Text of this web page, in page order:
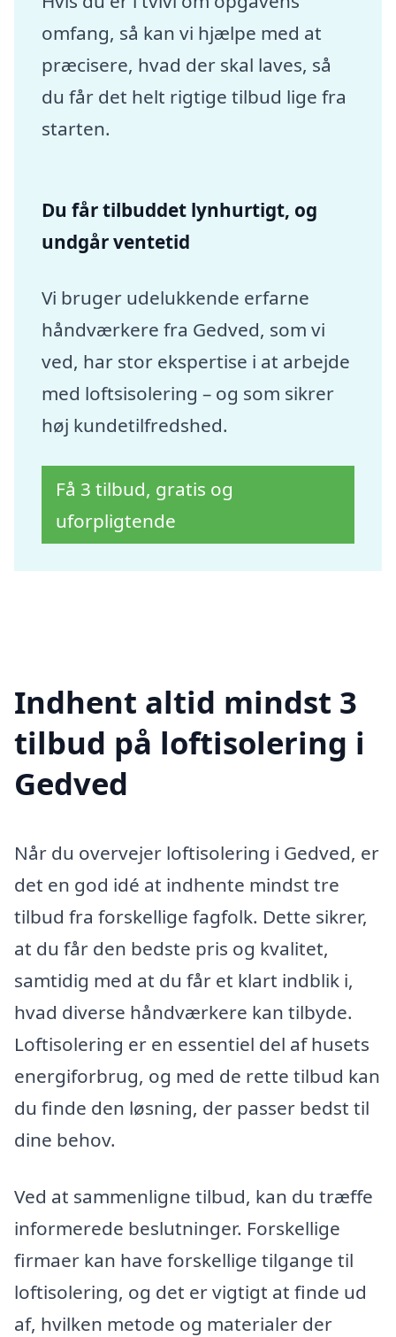
omfang, så kan vi hjælpe med at
præcisere, hvad der skal laves, så
du får det helt rigtige tilbud lige fra
starten.
Du får tilbuddet lynhurtigt, og
undgår ventetid
Vi bruger udelukkende erfarne
håndværkere fra Gedved, som vi
ved, har stor ekspertise i at arbejde
med loftsisolering – og som sikrer
høj kundetilfredshed.
Få 3 tilbud, gratis og
uforpligtende
Indhent altid mindst 3
tilbud på loftisolering i
Gedved
Når du overvejer loftisolering i Gedved, er
det en god idé at indhente mindst tre
tilbud fra forskellige fagfolk. Dette sikrer,
at du får den bedste pris og kvalitet,
samtidig med at du får et klart indblik i,
hvad diverse håndværkere kan tilbyde.
Loftisolering er en essentiel del af husets
energiforbrug, og med de rette tilbud kan
du finde den løsning, der passer bedst til
dine behov.
Ved at sammenligne tilbud, kan du træffe
informerede beslutninger. Forskellige
firmaer kan have forskellige tilgange til
loftisolering, og det er vigtigt at finde ud
af, hvilken metode og materialer der